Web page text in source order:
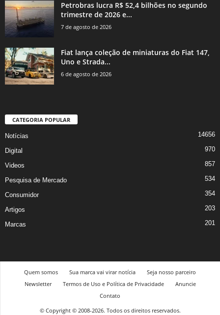
Petrobras lucra R$ 52,4 bilhões no segundo
trimestre de 2026 e...
7 de agosto de 2026
Fiat lança coleção de miniaturas do Fiat 147,
Uno e Strada...
6 de agosto de 2026
CATEGORIA POPULAR
Notícias 14656
Digital 970
Videos 857
Pesquisa de Mercado 534
Consumidor 354
Artigos 203
Marcas 201
Quem somos Sua marca vai virar notícia
Seja nosso parceiro
Newsletter
Termos de Uso e Política de Privacidade
Anuncie
Contato
© Copyright © 2008-2026. Todos os direitos reservados.